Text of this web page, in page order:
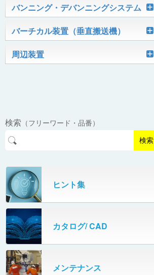
プラスチックベルトコンベヤ
オークラ キャリーライン®
チェーン駆動ローラコンベヤ
チェーン駆動ローラ単体
パレットコンベヤ
フリーカーブコンベヤ
モータローラコンベヤ
オークラホッパー
ポータブルクレーン
OKベルコン（スタンダードタイプ）
生産終了品
アングルソーター
クロスベルトソーター（汎用タイプ）
HASS（ハズ）シリーズ
ピックティーチャシステム
バラピッキングロボットシステム
ロボットパレタイザ
ロボットパレタイザAi1800Ⅱ-C
ロボットパレタイザAi1800Ⅱ
ビジョンパレタイズシステム
ビジョンデパレタイズシステム
PHC80L
ガントレーパレタイザ
PHC350・PHC330
PZC150・PZC110
バンニング・デバンニングシステム
トラックローダ「TL-2P」
伸縮ベルトコンベヤ
バーチカル装置（垂直搬送機）
ミニパーフェ® / VCS-Z
パーフェクトベヤー® / PV（スチール
製）
パーフェクトベヤー® / AP（アルミ
タテコン® / TC
周辺装置
オリプナー
高速転換機
スタッカ&アンスタッカ
米袋自動投入装置
フローラック自動補充装置
検索 （フリーワード・品番）
検索
ヒント集
カタログ/ CAD
メンテナンス